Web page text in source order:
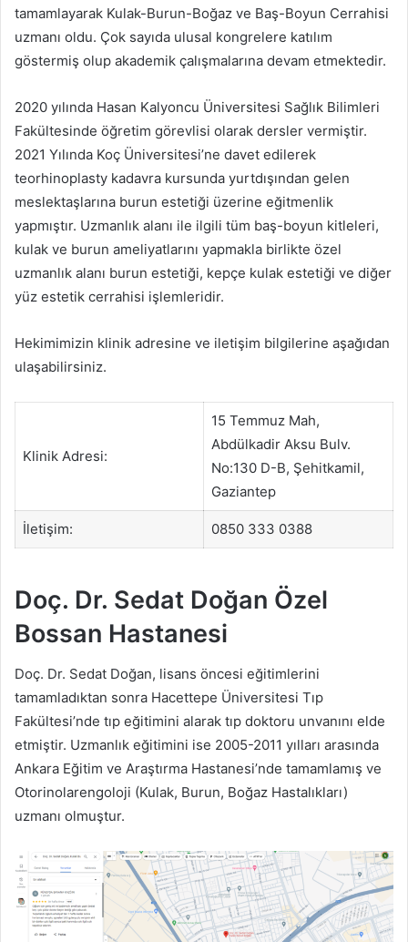
tamamlayarak Kulak-Burun-Boğaz ve Baş-Boyun Cerrahisi
uzmanı oldu. Çok sayıda ulusal kongrelere katılım
göstermiş olup akademik çalışmalarına devam etmektedir.
2020 yılında Hasan Kalyoncu Üniversitesi Sağlık Bilimleri
Fakültesinde öğretim görevlisi olarak dersler vermiştir.
2021 Yılında Koç Üniversitesi’ne davet edilerek
teorhinoplasty kadavra kursunda yurtdışından gelen
meslektaşlarına burun estetiği üzerine eğitmenlik
yapmıştır. Uzmanlık alanı ile ilgili tüm baş-boyun kitleleri,
kulak ve burun ameliyatlarını yapmakla birlikte özel
uzmanlık alanı burun estetiği, kepçe kulak estetiği ve diğer
yüz estetik cerrahisi işlemleridir.
Hekimimizin klinik adresine ve iletişim bilgilerine aşağıdan
ulaşabilirsiniz.
Klinik Adresi:
15 Temmuz Mah,
Abdülkadir Aksu Bulv.
No:130 D-B, Şehitkamil,
Gaziantep
İletişim: 0850 333 0388
Doç. Dr. Sedat Doğan Özel
Bossan Hastanesi
Doç. Dr. Sedat Doğan, lisans öncesi eğitimlerini
tamamladıktan sonra Hacettepe Üniversitesi Tıp
Fakültesi’nde tıp eğitimini alarak tıp doktoru unvanını elde
etmiştir. Uzmanlık eğitimini ise 2005-2011 yılları arasında
Ankara Eğitim ve Araştırma Hastanesi’nde tamamlamış ve
Otorinolarengoloji (Kulak, Burun, Boğaz Hastalıkları)
uzmanı olmuştur.